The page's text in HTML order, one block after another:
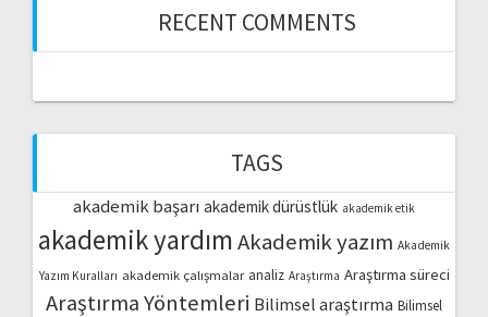
RECENT COMMENTS
TAGS
akademik başarı akademik dürüstlük akademik etik
akademik yardımAkademik yazım Akademik
Yazım Kuralları akademik çalışmalar analiz Araştırma Araştırma süreci
Araştırma Yöntemleri Bilimsel araştırma Bilimsel